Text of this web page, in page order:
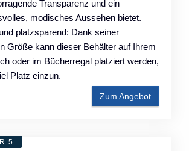
Transparenz und ein
modisches Aussehen bietet.
platzsparend: Dank seiner
Größe kann dieser Behälter auf Ihrem
oder im Bücherregal platziert werden,
Platz einzun.
Zum Angebot
5